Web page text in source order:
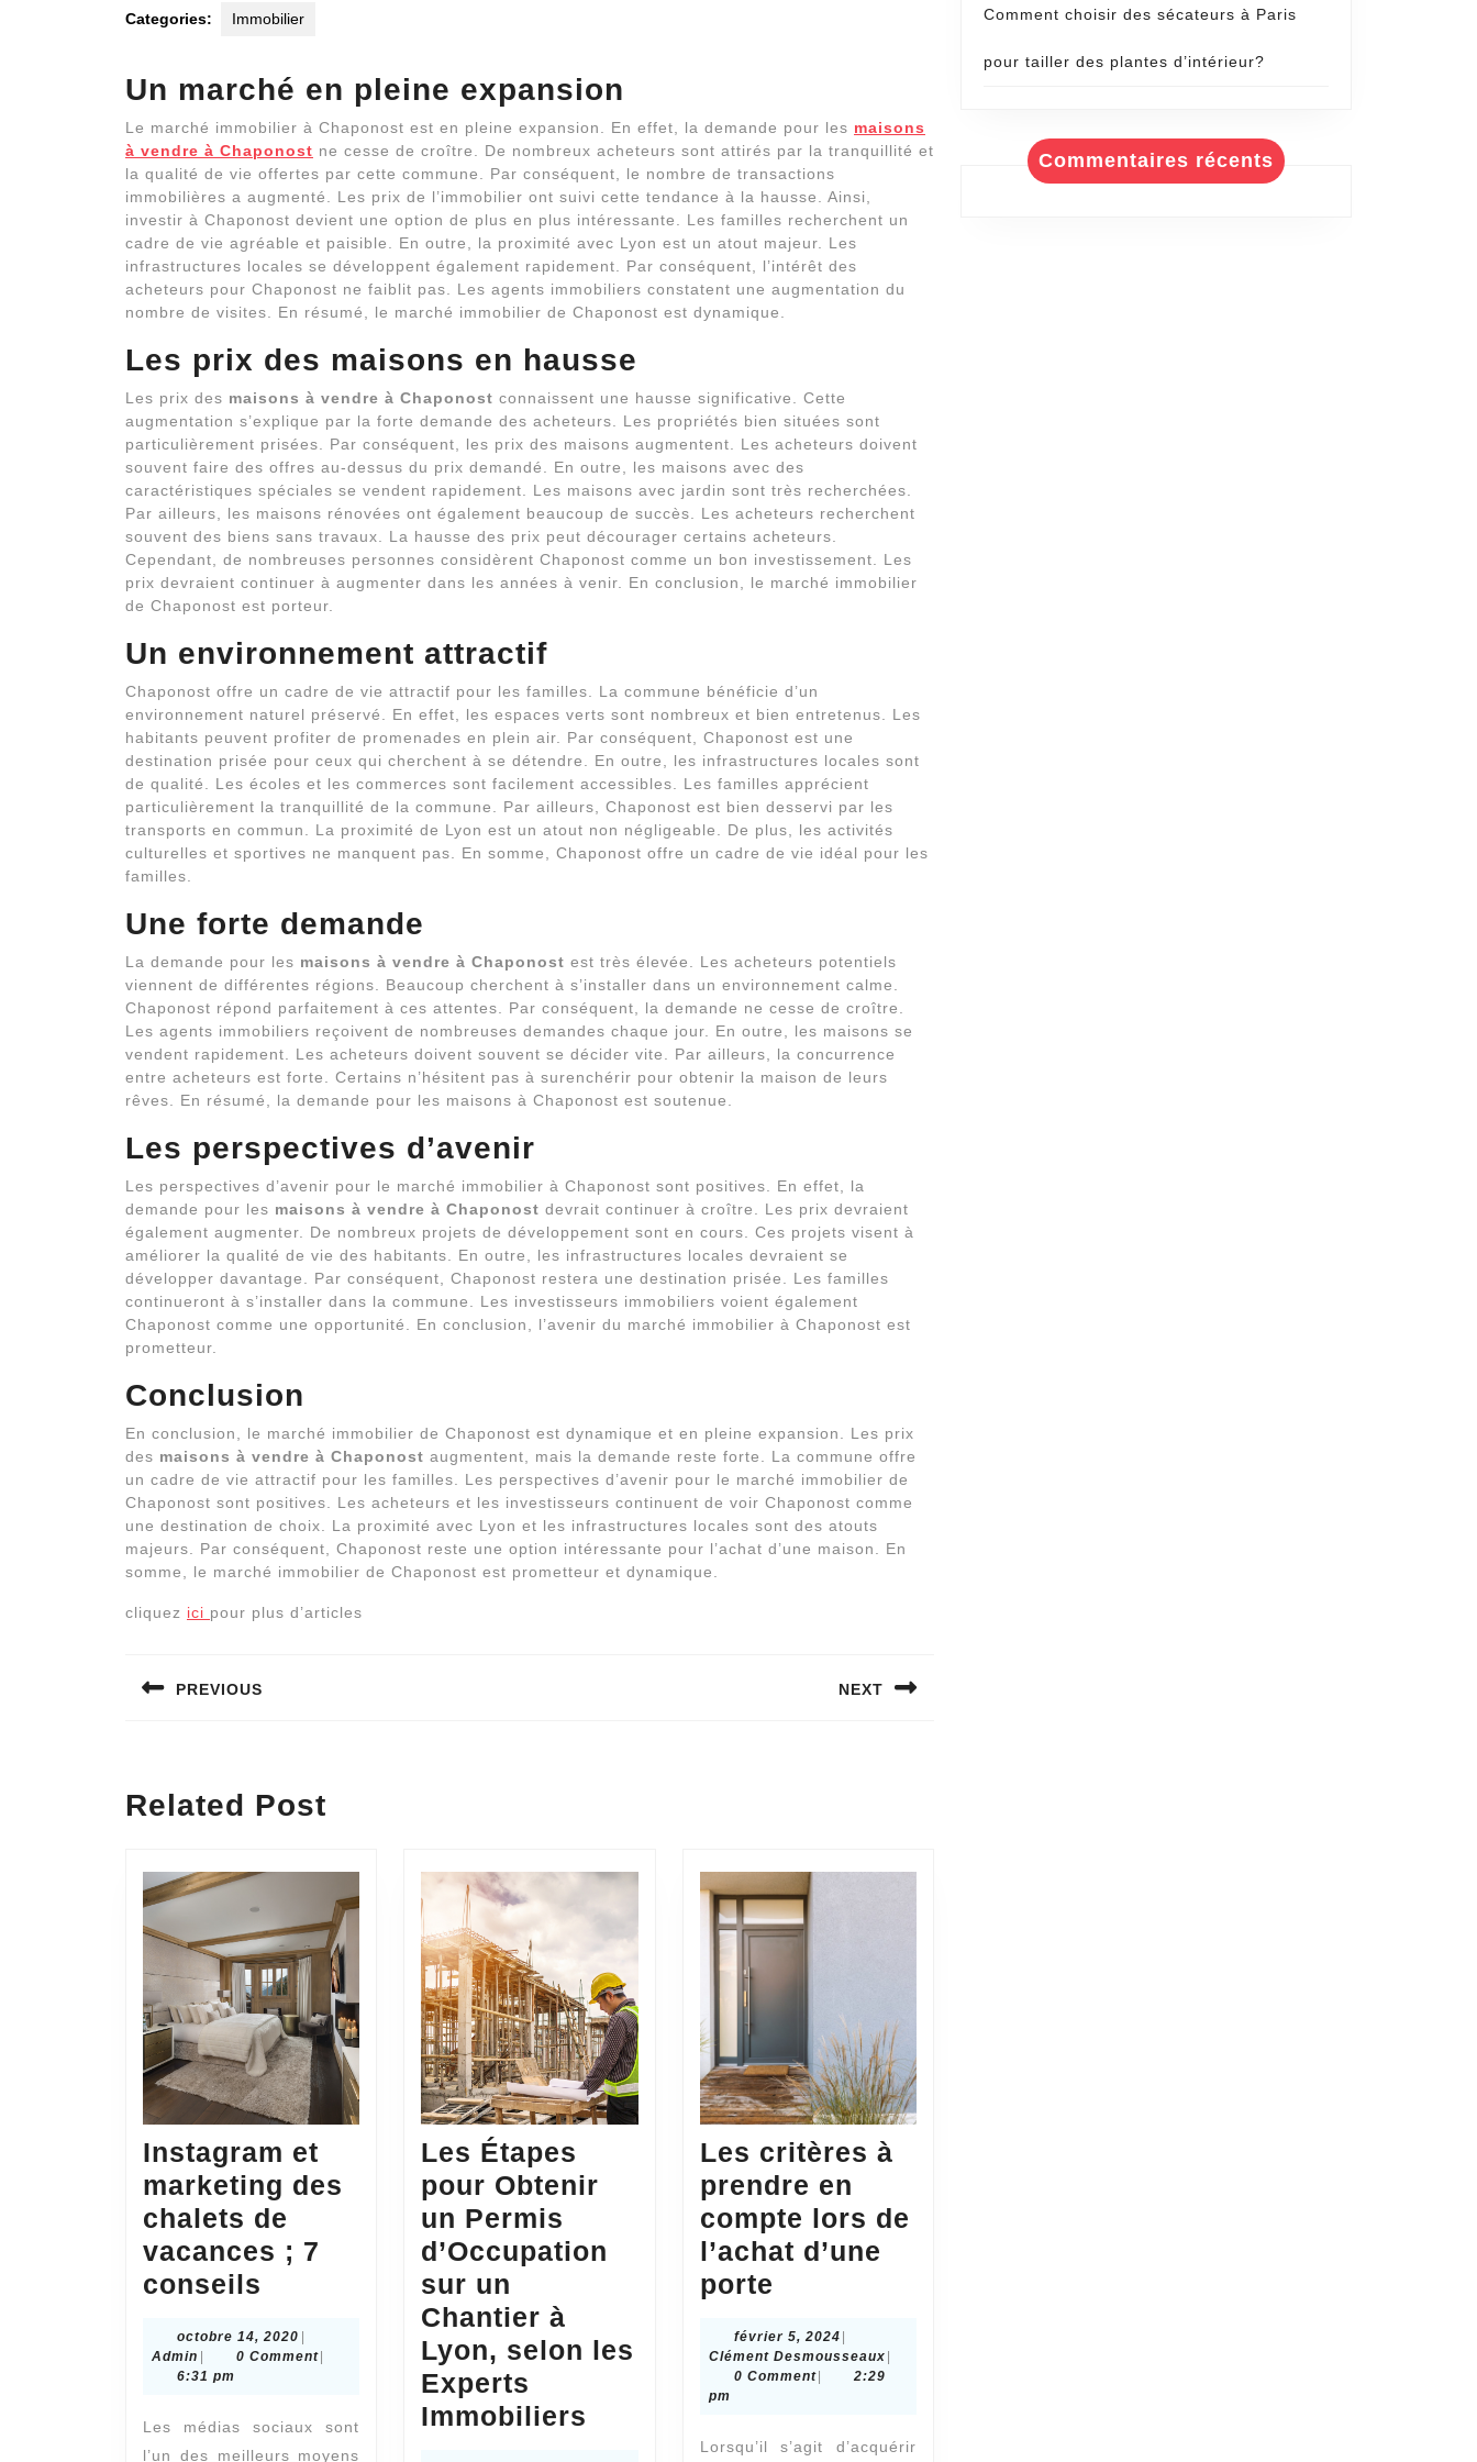
Categories: Immobilier
Un marché en pleine expansion
Le marché immobilier à Chaponost est en pleine expansion. En effet, la demande pour les maisons
à vendre à Chaponost ne cesse de croître. De nombreux acheteurs sont attirés par la tranquillité et
la qualité de vie offertes par cette commune. Par conséquent, le nombre de transactions
immobilières a augmenté. Les prix de l’immobilier ont suivi cette tendance à la hausse. Ainsi,
investir à Chaponost devient une option de plus en plus intéressante. Les familles recherchent un
cadre de vie agréable et paisible. En outre, la proximité avec Lyon est un atout majeur. Les
infrastructures locales se développent également rapidement. Par conséquent, l’intérêt des
acheteurs pour Chaponost ne faiblit pas. Les agents immobiliers constatent une augmentation du
nombre de visites. En résumé, le marché immobilier de Chaponost est dynamique.
Les prix des maisons en hausse
Les prix des maisons à vendre à Chaponost connaissent une hausse significative. Cette
augmentation s’explique par la forte demande des acheteurs. Les propriétés bien situées sont
particulièrement prisées. Par conséquent, les prix des maisons augmentent. Les acheteurs doivent
souvent faire des offres au-dessus du prix demandé. En outre, les maisons avec des
caractéristiques spéciales se vendent rapidement. Les maisons avec jardin sont très recherchées.
Par ailleurs, les maisons rénovées ont également beaucoup de succès. Les acheteurs recherchent
souvent des biens sans travaux. La hausse des prix peut décourager certains acheteurs.
Cependant, de nombreuses personnes considèrent Chaponost comme un bon investissement. Les
prix devraient continuer à augmenter dans les années à venir. En conclusion, le marché immobilier
de Chaponost est porteur.
Un environnement attractif
Chaponost offre un cadre de vie attractif pour les familles. La commune bénéficie d’un
environnement naturel préservé. En effet, les espaces verts sont nombreux et bien entretenus. Les
habitants peuvent profiter de promenades en plein air. Par conséquent, Chaponost est une
destination prisée pour ceux qui cherchent à se détendre. En outre, les infrastructures locales sont
de qualité. Les écoles et les commerces sont facilement accessibles. Les familles apprécient
particulièrement la tranquillité de la commune. Par ailleurs, Chaponost est bien desservi par les
transports en commun. La proximité de Lyon est un atout non négligeable. De plus, les activités
culturelles et sportives ne manquent pas. En somme, Chaponost offre un cadre de vie idéal pour les
familles.
Une forte demande
La demande pour les maisons à vendre à Chaponost est très élevée. Les acheteurs potentiels
viennent de différentes régions. Beaucoup cherchent à s’installer dans un environnement calme.
Chaponost répond parfaitement à ces attentes. Par conséquent, la demande ne cesse de croître.
Les agents immobiliers reçoivent de nombreuses demandes chaque jour. En outre, les maisons se
vendent rapidement. Les acheteurs doivent souvent se décider vite. Par ailleurs, la concurrence
entre acheteurs est forte. Certains n’hésitent pas à surenchérir pour obtenir la maison de leurs
rêves. En résumé, la demande pour les maisons à Chaponost est soutenue.
Les perspectives d’avenir
Les perspectives d’avenir pour le marché immobilier à Chaponost sont positives. En effet, la
demande pour les maisons à vendre à Chaponost devrait continuer à croître. Les prix devraient
également augmenter. De nombreux projets de développement sont en cours. Ces projets visent à
améliorer la qualité de vie des habitants. En outre, les infrastructures locales devraient se
développer davantage. Par conséquent, Chaponost restera une destination prisée. Les familles
continueront à s’installer dans la commune. Les investisseurs immobiliers voient également
Chaponost comme une opportunité. En conclusion, l’avenir du marché immobilier à Chaponost est
prometteur.
Conclusion
En conclusion, le marché immobilier de Chaponost est dynamique et en pleine expansion. Les prix
des maisons à vendre à Chaponost augmentent, mais la demande reste forte. La commune offre
un cadre de vie attractif pour les familles. Les perspectives d’avenir pour le marché immobilier de
Chaponost sont positives. Les acheteurs et les investisseurs continuent de voir Chaponost comme
une destination de choix. La proximité avec Lyon et les infrastructures locales sont des atouts
majeurs. Par conséquent, Chaponost reste une option intéressante pour l’achat d’une maison. En
somme, le marché immobilier de Chaponost est prometteur et dynamique.
cliquez ici pour plus d’articles
PREVIOUS NEXT
Related Post
Instagram et
marketing des
chalets de
vacances ; 7
conseils
marketing
chalets
de
octobre 14, 2020 octobre
14,
|
Admin Admin
| 0 Comment|
6:31 pm
Les médias sociaux sont
l’un des meilleurs moyens
Les Étapes
pour Obtenir
un Permis
d’Occupation
sur un
Chantier à
Lyon, selon les
Experts
Immobiliers
Les critères à
prendre en
compte lors de
l’achat d’une
porte
à
prendre
compte
février 5, 2024février
5,
2024
|
Clément DesmousseauxClément
Desmousseaux
|
0 Comment|
2:29
pm
Lorsqu’il s’agit d’acquérir
Comment choisir des sécateurs à Paris
pour tailler des plantes d’intérieur?
Commentaires récents